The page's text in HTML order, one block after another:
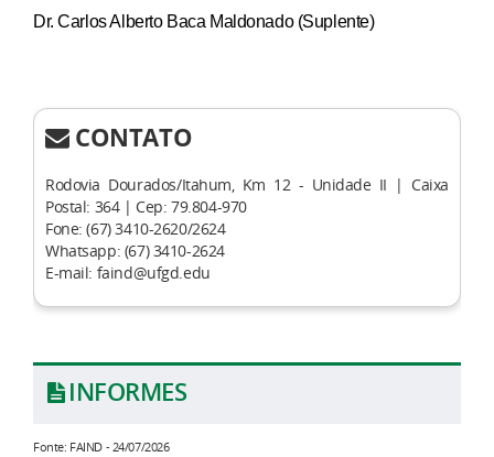
Dr. Carlos Alberto Baca Maldonado (Suplente)
CONTATO
Rodovia Dourados/Itahum, Km 12 - Unidade II | Caixa
Postal: 364 | Cep: 79.804-970
Fone: (67) 3410-2620/2624​
Whatsapp: (67) 3410-2624
E-mail: faind@ufgd.edu
INFORMES
Fonte: FAIND - 24/07/2026